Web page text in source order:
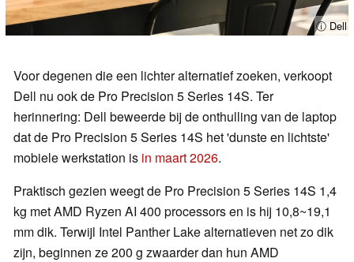
ⓘ Dell
Voor degenen die een lichter alternatief zoeken, verkoopt
Dell nu ook de Pro Precision 5 Series 14S. Ter
herinnering: Dell beweerde bij de onthulling van de laptop
dat de Pro Precision 5 Series 14S het 'dunste en lichtste'
mobiele werkstation is in maart 2026.
Praktisch gezien weegt de Pro Precision 5 Series 14S 1,4
kg met AMD Ryzen AI 400 processors en is hij 10,8~19,1
mm dik. Terwijl Intel Panther Lake alternatieven net zo dik
zijn, beginnen ze 200 g zwaarder dan hun AMD